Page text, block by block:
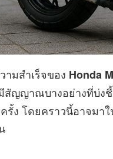
ามสำเร็จของ Honda
สัญญาณบางอย่างที่บ่ง
รั้ง โดยคราวนี้อาจมา